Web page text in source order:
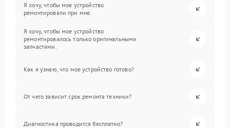
Я хочу, чтобы мое устройство
ремонтировали при мне.
Я хочу, чтобы мое устройство
ремонтировалось только оригинальными
запчастями.
Как я узнаю, что мое устройство готово?
От чего зависит срок ремонта техники?
Диагностика проводится бесплатно?